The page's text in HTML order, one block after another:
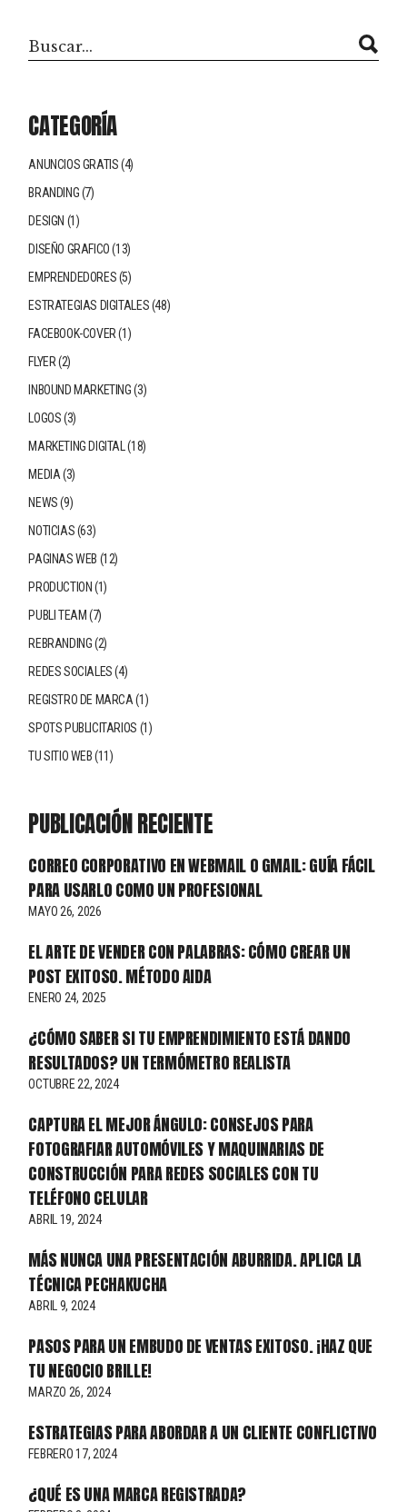
Buscar
CATEGORÍA
ANUNCIOS GRATIS(4)
BRANDING(7)
DESIGN (1)
DISEÑO GRAFICO(13)
EMPRENDEDORES(5)
ESTRATEGIAS DIGITALES(48)
FACEBOOK-COVER(1)
FLYER(2)
INBOUND MARKETING(3)
LOGOS(3)
MARKETING DIGITAL(18)
MEDIA(3)
NEWS(9)
NOTICIAS(63)
PAGINAS WEB (12)
PRODUCTION (1)
PUBLI TEAM (7)
REBRANDING(2)
REDES SOCIALES(4)
REGISTRO DE MARCA(1)
SPOTS PUBLICITARIOS (1)
TU SITIO WEB(11)
PUBLICACIÓN RECIENTE
CORREO CORPORATIVO EN WEBMAIL O GMAIL: GUÍA FÁCIL
PARA USARLO COMO UN PROFESIONAL
MAYO 26, 2026
EL ARTE DE VENDER CON PALABRAS: CÓMO CREAR UN
POST EXITOSO. MÉTODO AIDA
ENERO 24, 2025
¿CÓMO SABER SI TU EMPRENDIMIENTO ESTÁ DANDO
RESULTADOS? UN TERMÓMETRO REALISTA
OCTUBRE 22, 2024
CAPTURA EL MEJOR ÁNGULO: CONSEJOS PARA
FOTOGRAFIAR AUTOMÓVILES Y MAQUINARIAS DE
CONSTRUCCIÓN PARA REDES SOCIALES CON TU
TELÉFONO CELULAR
ABRIL 19, 2024
MÁS NUNCA UNA PRESENTACIÓN ABURRIDA. APLICA LA
TÉCNICA PECHAKUCHA
ABRIL 9, 2024
PASOS PARA UN EMBUDO DE VENTAS EXITOSO. ¡HAZ QUE
TU NEGOCIO BRILLE!
MARZO 26, 2024
ESTRATEGIAS PARA ABORDAR A UN CLIENTE CONFLICTIVO
FEBRERO 17, 2024
¿QUÉ ES UNA MARCA REGISTRADA?